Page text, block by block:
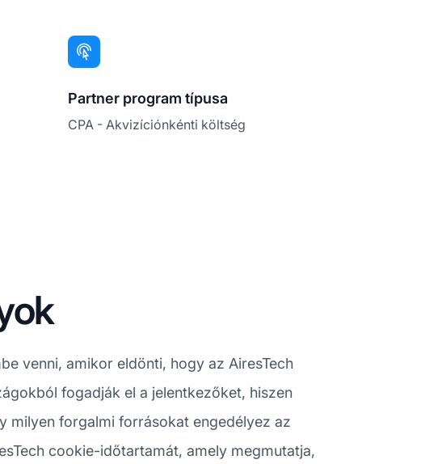
Partner program típusa
CPA - Akvizíciónkénti költség
venni, amikor eldönti, hogy az AiresTech
fogadják el a jelentkezőket, hiszen
milyen forgalmi forrásokat engedélyez az
cookie-időtartamát, amely megmutatja,